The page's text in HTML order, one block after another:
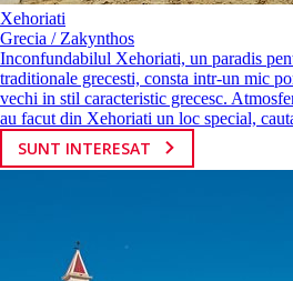
Xehoriati
Grecia / Zakynthos
Inconfundabilul Xehoriati, un paradis
traditionale grecesti, consta intr-un mic
vechi in stil caracteristic grecesc.
au facut din Xehoriati un loc special,
SUNT INTERESAT